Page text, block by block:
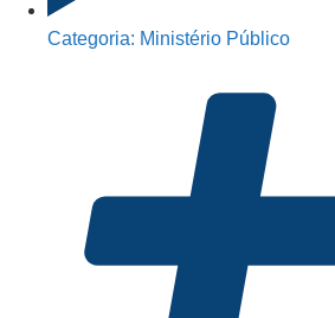
Categoria: Ministério Público